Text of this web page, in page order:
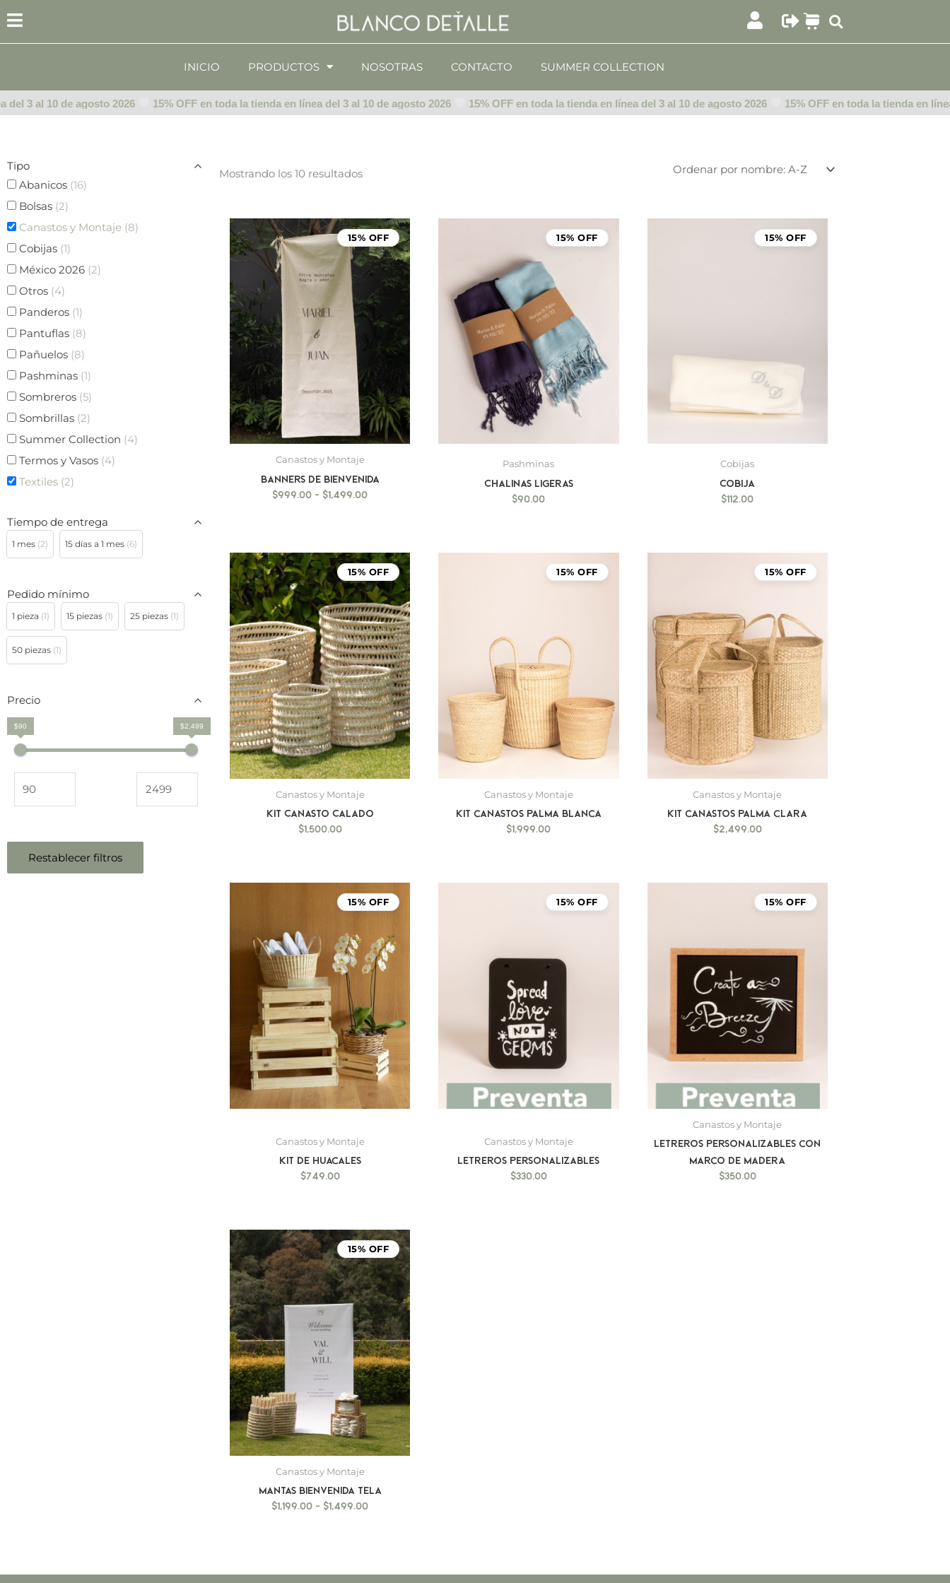
al
contenido
INICIO
PRODUCTOS NOSOTRAS CONTACTO SUMMER COLLECTION
3 al 10 de agosto 2026 15% OFF en toda la tienda en línea del 3 al 10 de agosto 2026 15% OFF en toda la tienda en línea del 3 al 10 de agosto 2026 15% OFF en toda la tienda en línea
Tipo
Abanicos (16)
Bolsas (2)
Canastos y Montaje (8)
Cobijas (1)
México 2026 (2)
Otros (4)
Panderos (1)
Pantuflas (8)
Pañuelos (8)
Pashminas (1)
Sombreros (5)
Sombrillas (2)
Summer Collection (4)
Termos y Vasos (4)
Textiles (2)
Tiempo de entrega
1 mes (2) 15 días a 1 mes (6)
Pedido mínimo
1 pieza (1) 15 piezas (1) 25 piezas (1)
50 piezas (1)
Precio
$90 $2,499
Restablecer filtros
Mostrando los 10 resultados
15% OFF
Canastos y Montaje
BANNERS DE BIENVENIDA
$999.00 - $1,499.00
de
precios:
desde
$999.00
hasta
$1,499.00
15% OFF
Pashminas
Chalinas ligeras
$90.00
15% OFF
Cobijas
Cobija
$112.00
15% OFF
Canastos y Montaje
Kit Canasto Calado
$1,500.00
15% OFF
Canastos y Montaje
Kit canastos palma blanca
$1,999.00
15% OFF
Canastos y Montaje
Kit canastos palma clara
$2,499.00
15% OFF
Canastos y Montaje
Kit de Huacales
$749.00
15% OFF
Canastos y Montaje
Letreros personalizables
$330.00
15% OFF
Canastos y Montaje
Letreros personalizables con
marco de madera
$350.00
15% OFF
Canastos y Montaje
Mantas bienvenida tela
$1,199.00 - $1,499.00
de
precios:
desde
$1,199.00
hasta
$1,499.00